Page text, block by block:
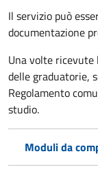
Il servizio può
documentazione
Una volte
delle graduatorie,
Regolamento
studio.
Moduli da